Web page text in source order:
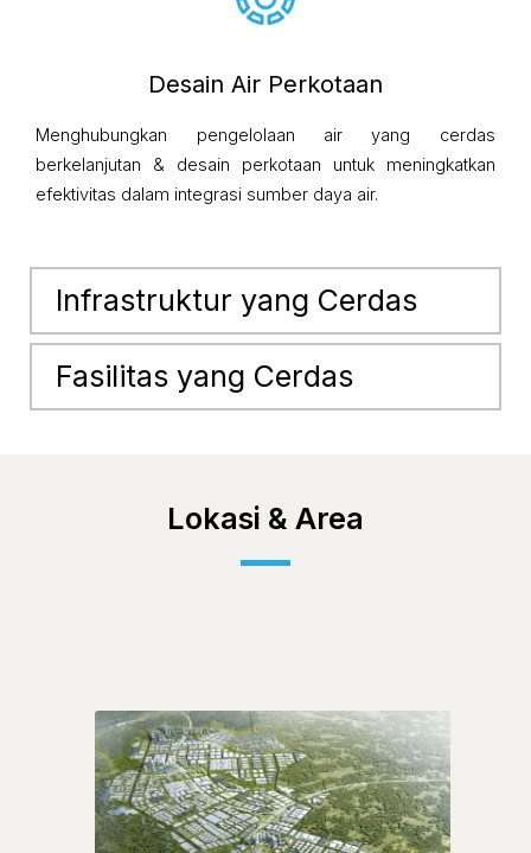
Desain Air Perkotaan
Menghubungkan pengelolaan air yang cerdas
berkelanjutan & desain perkotaan untuk meningkatkan
efektivitas dalam integrasi sumber daya air.
Infrastruktur yang Cerdas
Fasilitas yang Cerdas
Lokasi & Area